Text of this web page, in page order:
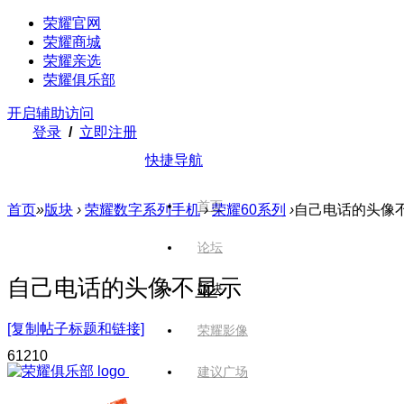
荣耀官网
荣耀商城
荣耀亲选
荣耀俱乐部
开启辅助访问
登录 / 立即注册
快捷导航
首页
论坛
版块
荣耀影像
建议广场
首页»版块 › 荣耀数字系列手机 › 荣耀60系列 ›自己电话的头像
自己电话的头像不显示
[复制帖子标题和链接]
61210